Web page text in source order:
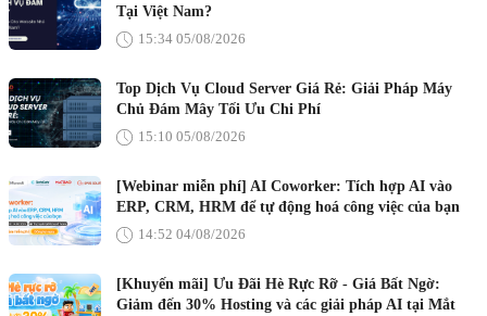
Tại Việt Nam?
15:34 05/08/2026
Top Dịch Vụ Cloud Server Giá Rẻ: Giải Pháp Máy
Chủ Đám Mây Tối Ưu Chi Phí
15:10 05/08/2026
[Webinar miễn phí] AI Coworker: Tích hợp AI vào
ERP, CRM, HRM để tự động hoá công việc của bạn
14:52 04/08/2026
[Khuyến mãi] Ưu Đãi Hè Rực Rỡ - Giá Bất Ngờ:
Giảm đến 30% Hosting và các giải pháp AI tại Mắt